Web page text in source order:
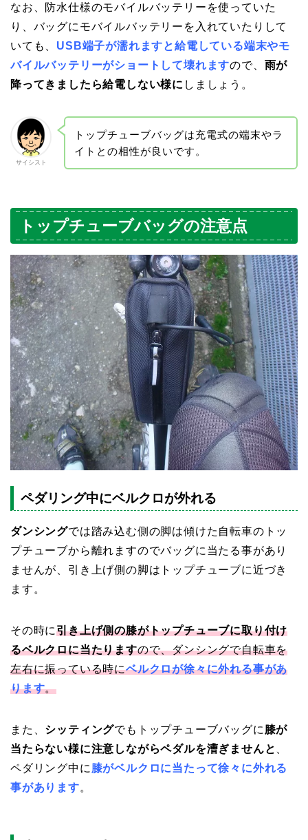
なお、防水仕様のモバイルバッテリーを使っていた
り、バッグにモバイルバッテリーを入れていたりして
いても、 USB端子が濡れますと給電している端末やモ
バイルバッテリーがショートして壊れますので、 雨が
降ってきましたら給電しない様に しましょう。
サイシスト
トップチューブバッグは充電式の端末やラ
イトとの相性が良いです。
トップチューブバッグの注意点
ペダリング中にベルクロが外れる
ダンシングでは踏み込む側の脚は傾けた自転車のトッ
プチューブから離れますのでバッグに当たる事があり
ませんが、引き上げ側の脚はトップチューブに近づき
ます。
その時に引き上げ側の膝がトップチューブに取り付け
るベルクロに当たりますので、ダンシングで自転車を
左右に振っている時にベルクロが徐々に外れる事があ
ります。
また、 シッティングでもトップチューブバッグに 膝が
当たらない様に注意しながらペダルを漕ぎませんと
ペダリング中に 膝がベルクロに当たって徐々に外れる
事があります。